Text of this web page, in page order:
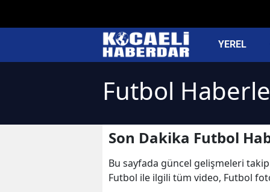
YEREL
Futbol
Son Dakika Futbol
Bu sayfada güncel gelişmeleri
Futbol ile ilgili tüm video, Futbol